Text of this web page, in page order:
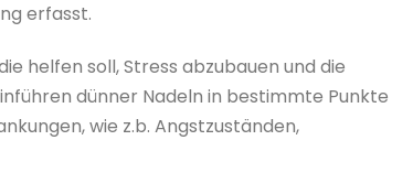
erfasst.
helfen soll, Stress abzubauen und die
dünner Nadeln in bestimmte Punkte
wie z.b. Angstzuständen,